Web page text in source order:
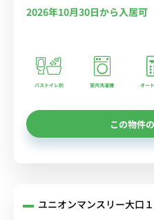
2026年10月30日から入居可
バストイレ別 室内洗濯機 オー
この物件
ユニオンマンスリー大口